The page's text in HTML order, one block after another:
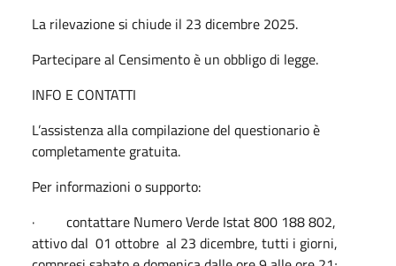
La rilevazione si chiude il 23 dicembre 2025.
Partecipare al Censimento è un obbligo di legge.
INFO E CONTATTI
L’assistenza alla compilazione del questionario è
completamente gratuita.
Per informazioni o supporto:
· contattare Numero Verde Istat 800 188 802,
attivo dal 01 ottobre al 23 dicembre, tutti i giorni,